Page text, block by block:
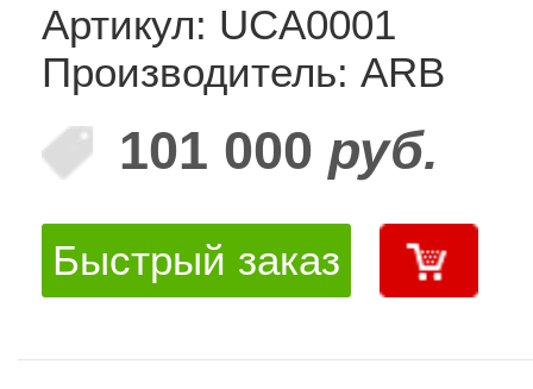
Артикул: UCA0001
Производитель: ARB
101 000 руб.
Быстрый заказ